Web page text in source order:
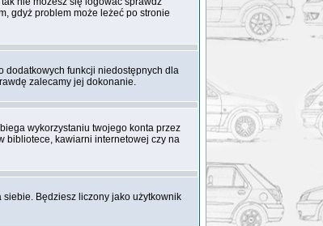
gdyż problem może leżeć po stronie
dodatkowych funkcji niedostępnych dla
zalecamy jej dokonanie.
wykorzystaniu twojego konta przez
bibliotece, kawiarni internetowej czy na
Będziesz liczony jako użytkownik